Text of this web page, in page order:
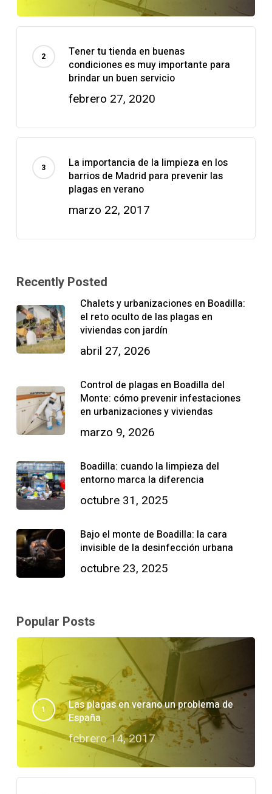
Tener tu tienda en buenas
condiciones es muy importante para
brindar un buen servicio
febrero 27, 2020
La importancia de la limpieza en los
barrios de Madrid para prevenir las
plagas en verano
marzo 22, 2017
Recently Posted
Chalets y urbanizaciones en Boadilla:
el reto oculto de las plagas en
viviendas con jardín
abril 27, 2026
Control de plagas en Boadilla del
Monte: cómo prevenir infestaciones
en urbanizaciones y viviendas
marzo 9, 2026
Boadilla: cuando la limpieza del
entorno marca la diferencia
octubre 31, 2025
Bajo el monte de Boadilla: la cara
invisible de la desinfección urbana
octubre 23, 2025
Popular Posts
Las plagas en verano un problema de
España
febrero 14, 2017